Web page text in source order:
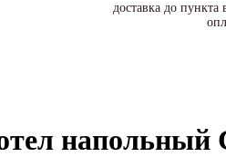
доставка до